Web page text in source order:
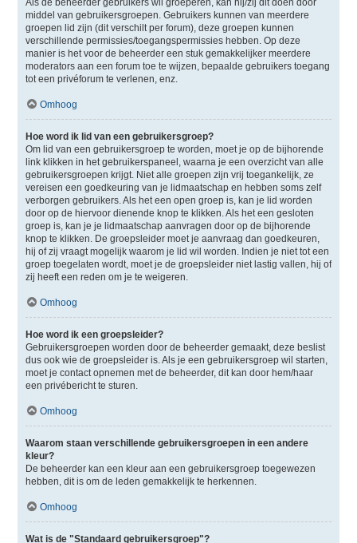
Als de beheerder gebruikers wil groeperen, kan hij/zij dit doen door
middel van gebruikersgroepen. Gebruikers kunnen van meerdere
groepen lid zijn (dit verschilt per forum), deze groepen kunnen
verschillende permissies/toegangspermissies hebben. Op deze
manier is het voor de beheerder een stuk gemakkelijker meerdere
moderators aan een forum toe te wijzen, bepaalde gebruikers toegang
tot een privéforum te verlenen, enz.
Omhoog
Hoe word ik lid van een gebruikersgroep?
Om lid van een gebruikersgroep te worden, moet je op de bijhorende
link klikken in het gebruikerspaneel, waarna je een overzicht van alle
gebruikersgroepen krijgt. Niet alle groepen zijn vrij toegankelijk, ze
vereisen een goedkeuring van je lidmaatschap en hebben soms zelf
verborgen gebruikers. Als het een open groep is, kan je lid worden
door op de hiervoor dienende knop te klikken. Als het een gesloten
groep is, kan je je lidmaatschap aanvragen door op de bijhorende
knop te klikken. De groepsleider moet je aanvraag dan goedkeuren,
hij of zij vraagt mogelijk waarom je lid wil worden. Indien je niet tot een
groep toegelaten wordt, moet je de groepsleider niet lastig vallen, hij of
zij heeft een reden om je te weigeren.
Omhoog
Hoe word ik een groepsleider?
Gebruikersgroepen worden door de beheerder gemaakt, deze beslist
dus ook wie de groepsleider is. Als je een gebruikersgroep wil starten,
moet je contact opnemen met de beheerder, dit kan door hem/haar
een privébericht te sturen.
Omhoog
Waarom staan verschillende gebruikersgroepen in een andere
kleur?
De beheerder kan een kleur aan een gebruikersgroep toegewezen
hebben, dit is om de leden gemakkelijk te herkennen.
Omhoog
Wat is de "Standaard gebruikersgroep"?